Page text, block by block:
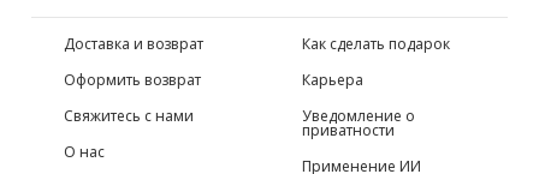
Доставка и возврат
Оформить возврат
Свяжитесь с нами
О нас
Как сделать подарок
Карьера
Уведомление о
приватности
Применение ИИ